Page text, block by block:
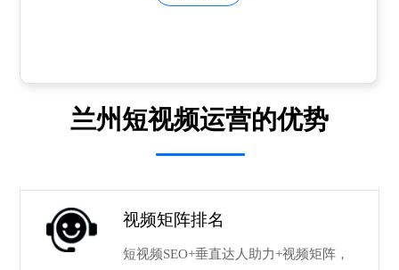
兰州短视频运营的优势
视频矩阵排名
短视频SEO+垂直达人助力+视频矩阵，